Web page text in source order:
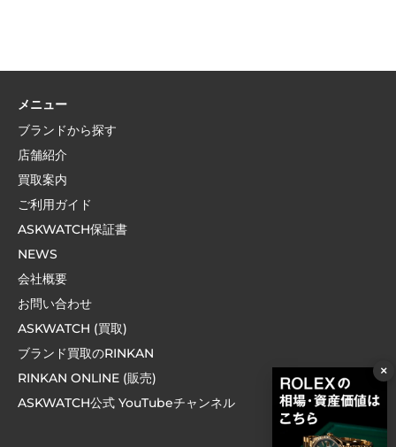
×
メニュー
ブランドから探す
店舗紹介
買取案内
ご利用ガイド
ASKWATCH保証書
NEWS
会社概要
お問い合わせ
ASKWATCH (買取)
ブランド買取のRINKAN
RINKAN ONLINE (販売)
ASKWATCH公式 YouTubeチャンネル